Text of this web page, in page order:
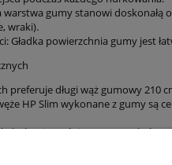
gumy stanowi
wraki).
Gładka powierzchnia gumy jest
preferuje długi wąż gumowy 210
HP Slim wykonane z gumy są
aby cieszyć się sprzętem,